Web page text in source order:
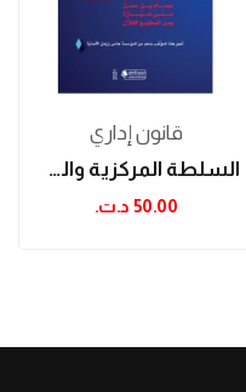
قانون إداري
السلطة المركزية والسلطة المحلية زمن الكورونا:...
50.00 د.ت.‏